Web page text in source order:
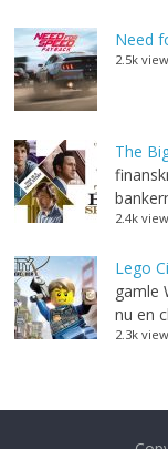
Need
2.5k
The
2.4k
Lego
gamle
nu en
2.3k